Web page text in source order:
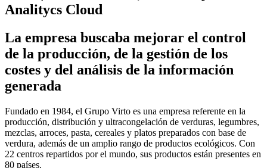
Analitycs Cloud
La empresa buscaba mejorar el control
de la producción, de la gestión de los
costes y del análisis de la información
generada
Fundado en 1984, el Grupo Virto es una empresa referente en la
producción, distribución y ultracongelación de verduras, legumbres,
mezclas, arroces, pasta, cereales y platos preparados con base de
verdura, además de un amplio rango de productos ecológicos. Con
22 centros repartidos por el mundo, sus productos están presentes en
80 países.